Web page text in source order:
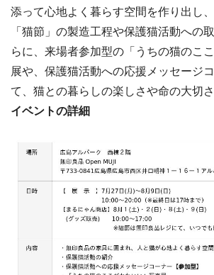
添って心地よく暮らす空間を作り出し
「猫節」の製造工程や保護猫活動への
らに、来場者参加型の「うちの猫のこ
展や、保護猫活動への応援メッセージ
て、猫との暮らしの楽しさや命の大切さ
イベントの詳細